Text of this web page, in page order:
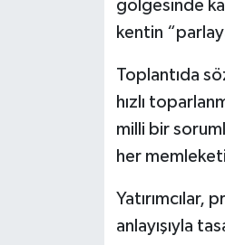
gölgesinde
kentin
Toplantıda
hızlı
milli bir
her
Yatırımcılar,
anlayışıyla